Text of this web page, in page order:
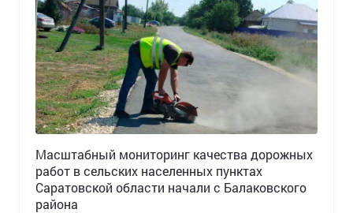
Масштабный мониторинг качества дорожных
работ в сельских населенных пунктах
Саратовской области начали с Балаковского
района